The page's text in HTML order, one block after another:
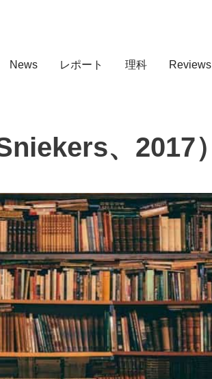
News レポート 理科 Reviews
、2017）